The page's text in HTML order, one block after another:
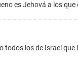
es Jehová a los que
todos los de Israel